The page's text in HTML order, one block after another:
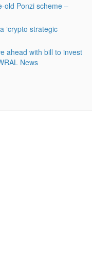
old Ponzi scheme –
‘crypto strategic
ahead with bill to invest
News